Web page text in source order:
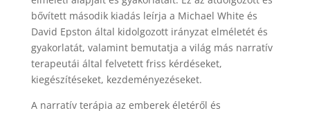
bővített második kiadás leírja a Michael White és
David Epston által kidolgozott irányzat elméletét és
gyakorlatát, valamint bemutatja a világ más narratív
terapeutái által felvetett friss kérdéseket,
kiegészítéseket, kezdeményezéseket.
A narratív terápia az emberek életéről és